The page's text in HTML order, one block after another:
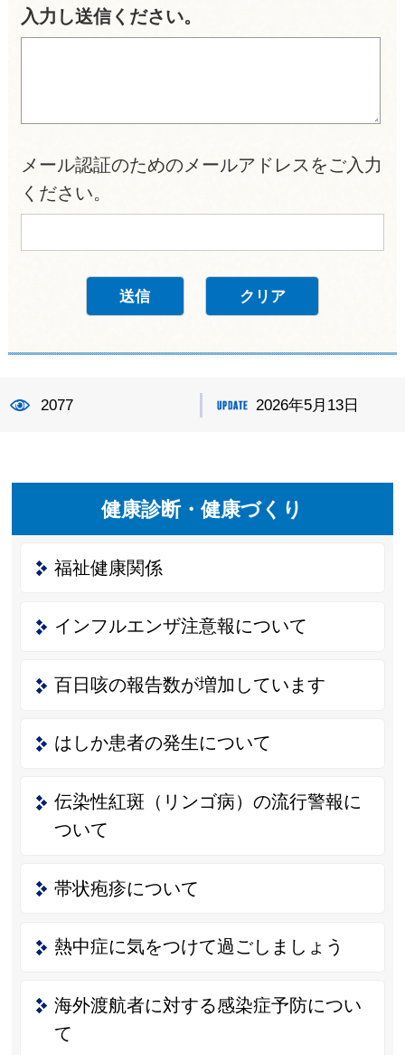
入力し送信ください。
メール認証のためのメールアドレスをご入力
ください。
2077 2026年5月13日
健康診断・健康づくり
福祉健康関係
インフルエンザ注意報について
百日咳の報告数が増加しています
はしか患者の発生について
伝染性紅斑（リンゴ病）の流行警報に
ついて
帯状疱疹について
熱中症に気をつけて過ごしましょう
海外渡航者に対する感染症予防につい
て